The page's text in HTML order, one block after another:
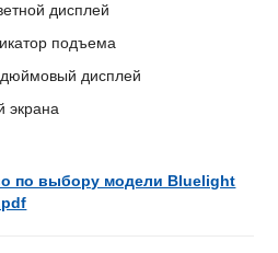
дисплей
подъема
дисплей
экрана
по выбору модели Bluelight